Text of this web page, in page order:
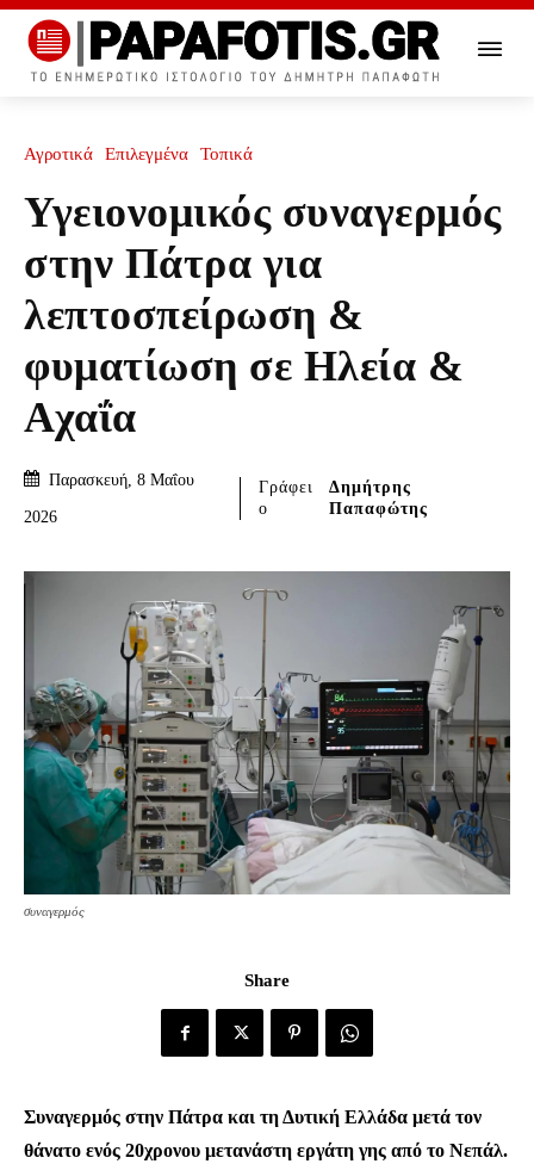
Αγροτικά Επιλεγμένα Τοπικά
Υγειονομικός συναγερμός
στην Πάτρα για
λεπτοσπείρωση &
φυματίωση σε Ηλεία &
Αχαΐα
Παρασκευή, 8 Μαΐου
2026
Γράφει
ο
Δημήτρης
Παπαφώτης
συναγερμός
Share
Συναγερμός στην Πάτρα και τη Δυτική Ελλάδα μετά τον
θάνατο ενός 20χρονου μετανάστη εργάτη γης από το Νεπάλ.